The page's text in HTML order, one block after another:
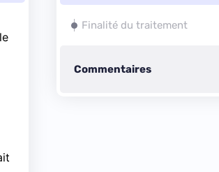
Finalité du traitement
Commentaires